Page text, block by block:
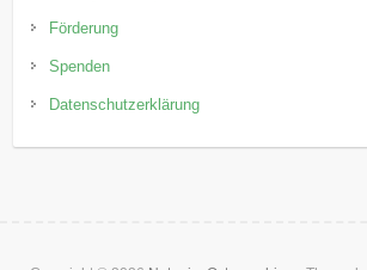
Förderung
Spenden
Datenschutzerklärung